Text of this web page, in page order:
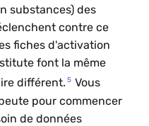
substances) des
contre ce
fiches d'activation
font la même
différent. 5 Vous
pour commencer
de données